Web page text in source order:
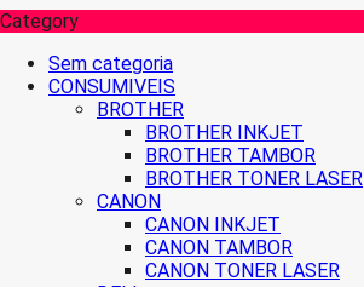
Category
Sem categoria
CONSUMIVEIS
BROTHER
BROTHER INKJET
BROTHER TAMBOR
BROTHER TONER LASER
CANON
CANON INKJET
CANON TAMBOR
CANON TONER LASER